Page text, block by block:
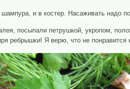
и в костер. Насаживать надо
посыпали петрушкой, укропом,
ребрышки! Я верю, что не